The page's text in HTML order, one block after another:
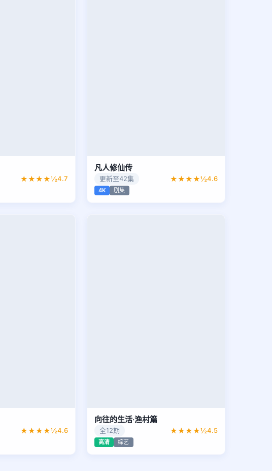
★★★★½4.7
凡人修仙传
更新至42集 ★★★★½4.6
4K 剧集
★★★★½4.6
向往的生活·渔村篇
全12期 ★★★★½4.5
高清 综艺